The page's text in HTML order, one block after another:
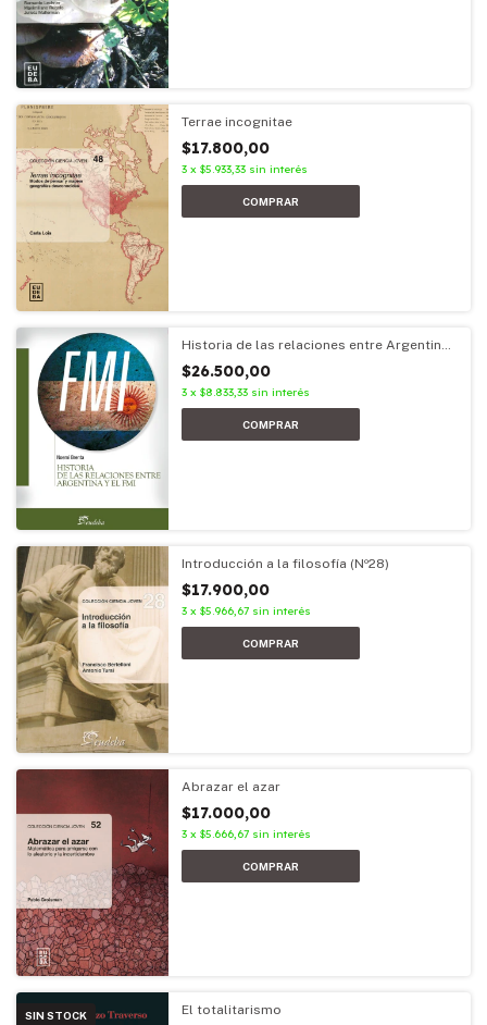
Terrae incognitae
$17.800,00
3 x $5.933,33 sin interés
Historia de las relaciones entre Argentina
$26.500,00
3 x $8.833,33 sin interés
Introducción a la filosofía (Nº28)
$17.900,00
3 x $5.966,67 sin interés
Abrazar el azar
$17.000,00
3 x $5.666,67 sin interés
SIN STOCK El totalitarismo